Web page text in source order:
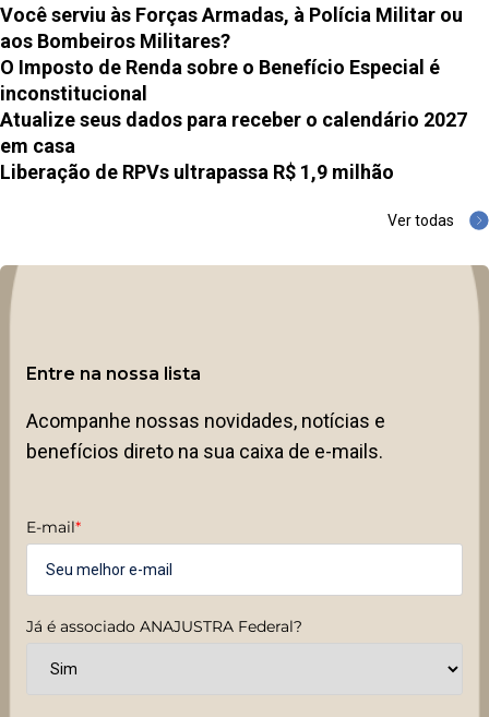
Você serviu às Forças Armadas, à Polícia Militar ou
aos Bombeiros Militares?
O Imposto de Renda sobre o Benefício Especial é
inconstitucional
Atualize seus dados para receber o calendário 2027
em casa
Liberação de RPVs ultrapassa R$ 1,9 milhão
Ver todas
Entre na nossa lista
Acompanhe nossas novidades, notícias e
benefícios direto na sua caixa de e-mails.
E-mail*
Já é associado ANAJUSTRA Federal?